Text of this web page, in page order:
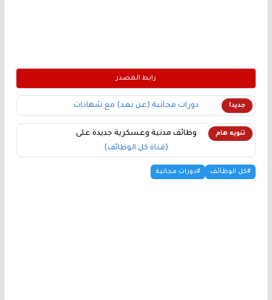
رابط المصدر
جديد! دورات مجانية (عن بعد) مع شهادات
تنويه هام
وظائف مدنية وعسكرية جديدة على
(قناة كل الوظائف)
#كل الوظائف #دورات مجانية